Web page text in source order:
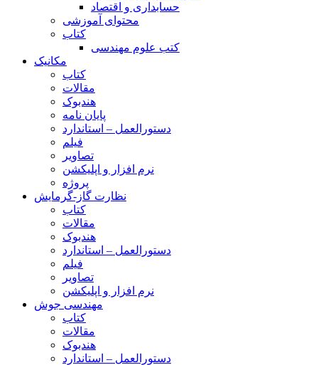
حسابداری و اقتصاد
محتوای آموزشی
کتاب
کتب علوم مهندسی
مکانیک
کتاب
مقالات
هندبوک
پایان نامه
دستورالعمل – استاندارد
فیلم
تصاویر
نرم افزار و اپلیکشن
پروژه
نظارت گاز-گرمایش
کتاب
مقالات
هندبوک
دستورالعمل – استاندارد
فیلم
تصاویر
نرم افزار و اپلیکشن
مهندسی جوش
کتاب
مقالات
هندبوک
دستورالعمل – استاندارد